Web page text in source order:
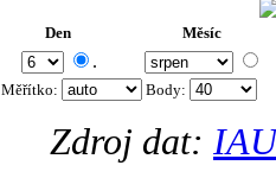
Den Měsíc
.
Měřítko: Body:
Zdroj dat: